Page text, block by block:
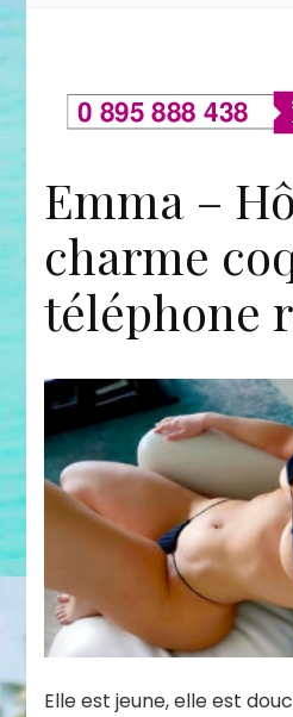
Emma –
charme
téléphone
Elle est jeune, elle est